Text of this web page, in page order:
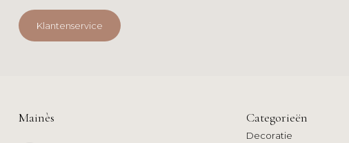
Klantenservice
Mainès Categorieën
Decoratie